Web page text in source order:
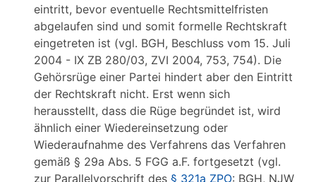
eintritt, bevor eventuelle Rechtsmittelfristen
abgelaufen sind und somit formelle Rechtskraft
eingetreten ist (vgl. BGH, Beschluss vom 15. Juli
2004 - IX ZB 280/03, ZVI 2004, 753, 754). Die
Gehörsrüge einer Partei hindert aber den Eintritt
der Rechtskraft nicht. Erst wenn sich
herausstellt, dass die Rüge begründet ist, wird
ähnlich einer Wiedereinsetzung oder
Wiederaufnahme des Verfahrens das Verfahren
gemäß § 29a Abs. 5 FGG a.F. fortgesetzt (vgl.
zur Parallelvorschrift des § 321a ZPO: BGH, NJW